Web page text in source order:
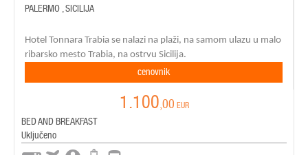
PALERMO ,SICILIJA
Hotel Tonnara Trabia se nalazi na plaži, na samom ulazu u malo
ribarsko mesto Trabia, na ostrvu Sicilija.
cenovnik
1.100,00 EUR
BED AND BREAKFAST
Uključeno